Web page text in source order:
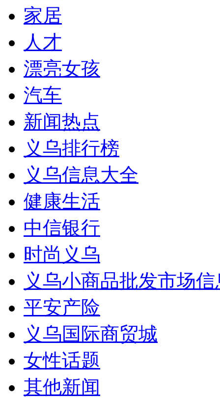
家居
人才
漂亮女孩
汽车
新闻热点
义乌排行榜
义乌信息大全
健康生活
中信银行
时尚义乌
义乌小商品批发市场
平安产险
义乌国际商贸城
女性话题
其他新闻